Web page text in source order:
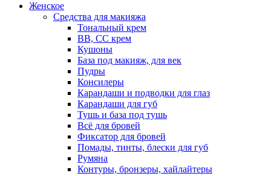
Женское
Средства для макияжа
Тональный крем
BB, CC крем
Кушоны
База под макияж, для век
Пудры
Консилеры
Карандаши и подводки для глаз
Карандаши для губ
Тушь и база под тушь
Всё для бровей
Фиксатор для бровей
Помады, тинты, блески для губ
Румяна
Контуры, бронзеры, хайлайтеры